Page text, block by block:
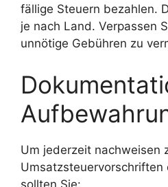
fällige Steuern bezahlen.
je nach Land. Verpassen
unnötige Gebühren zu
Um jederzeit nachweisen
Umsatzsteuervorschriften
sollten Sie: